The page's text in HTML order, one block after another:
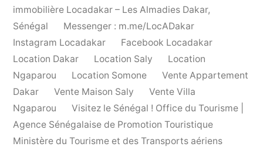
immobilière Locadakar – Les Almadies Dakar,
Sénégal
Messenger : m.me/LocADakar
Instagram Locadakar
Facebook Locadakar
Location Dakar
Location Saly
Location
Ngaparou
Location Somone
Vente Appartement
Dakar
Vente Maison Saly
Vente Villa
Ngaparou
Visitez le Sénégal ! Office du Tourisme |
Agence Sénégalaise de Promotion Touristique
Ministère du Tourisme et des Transports aériens